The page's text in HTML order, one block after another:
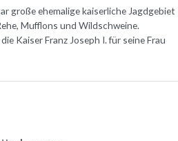
große ehemalige kaiserliche Jagdgebiet
Mufflons und Wildschweine.
Kaiser Franz Joseph I. für seine Frau